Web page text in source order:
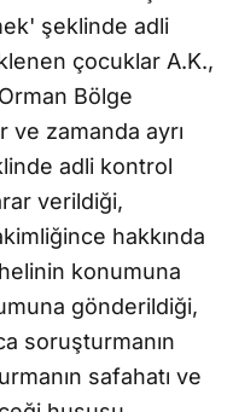
şeklinde adli
çocuklar A.K.,
Bölge
zamanda ayrı
adli kontrol
verildiği,
hakkında
konumuna
gönderildiği,
soruşturmanın
safahatı ve